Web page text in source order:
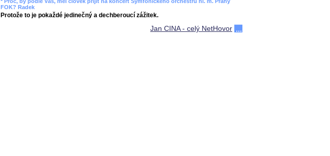
FOK? Radek
Protože to je pokaždé jedinečný a dechberoucí zážitek.
Jan CINA - celý NetHovor